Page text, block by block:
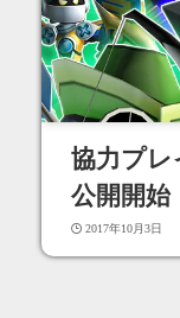
協力プ
公開開始
2017年10月3日